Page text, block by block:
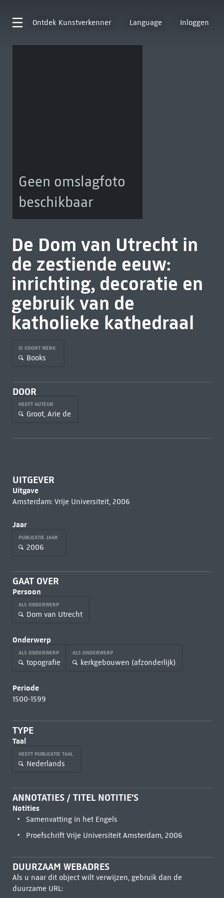
Ontdek Kunstverkenner Language Inloggen
Geen omslagfoto
beschikbaar
De Dom van Utrecht in
de zestiende eeuw:
inrichting, decoratie en
gebruik van de
katholieke kathedraal
IS SOORT WERK
Books
DOOR
HEEFT AUTEUR
Groot, Arie de
UITGEVER
Uitgave
Amsterdam: Vrije Universiteit, 2006
Jaar
PUBLICATIE JAAR
2006
GAAT OVER
Persoon
ALS ONDERWERP
Dom van Utrecht
Onderwerp
ALS ONDERWERP
topografie
ALS ONDERWERP
kerkgebouwen (afzonderlijk)
Periode
1500-1599
TYPE
Taal
HEEFT PUBLICATIE TAAL
Nederlands
ANNOTATIES / TITEL NOTITIE'S
Notities
Samenvatting in het Engels
Proefschrift Vrije Universiteit Amsterdam, 2006
DUURZAAM WEBADRES
Als u naar dit object wilt verwijzen, gebruik dan de
duurzame URL: